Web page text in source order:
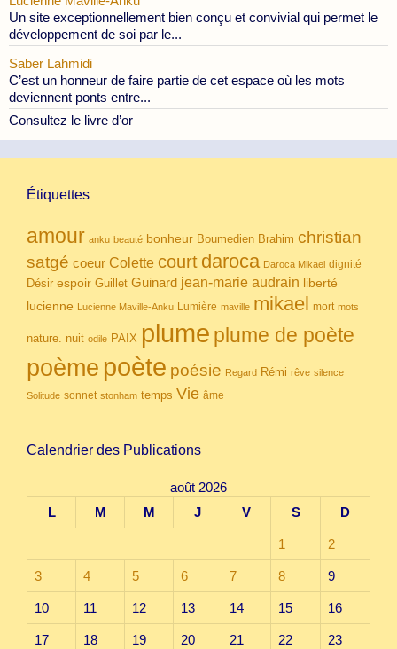
Un site exceptionnellement bien conçu et convivial qui permet le
développement de soi par le...
Saber Lahmidi
C’est un honneur de faire partie de cet espace où les mots
deviennent ponts entre...
Consultez le livre d’or
Étiquettes
amour anku beauté bonheur Boumedien Brahim christian
satgé coeur Colette court daroca Daroca Mikael dignité
Désir espoir Guillet Guinard jean-marie audrain liberté
lucienne Lucienne Maville-Anku Lumière maville mikael mort mots
nature. nuit odile PAIX plume plume de poète
poème poète poésie Regard Rémi rêve silence
Solitude sonnet stonham temps Vie âme
Calendrier des Publications
août 2026
L
M M J V S D
1 2
3 4 5 6 7 8 9
10 11 12 13 14 15 16
17 18 19 20 21 22 23